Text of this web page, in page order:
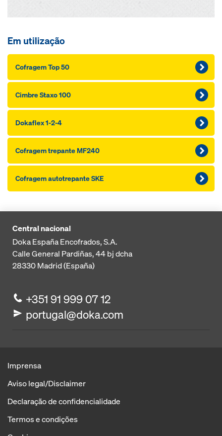
Em utilização
Cofragem Top 50
Cimbre Staxo 100
Dokaflex 1-2-4
Cofragem trepante MF240
Cofragem autotrepante SKE
Central nacional
Doka España Encofrados, S.A.
Calle General Pardiñas, 44 bj dcha
28330Madrid (España)
+351 91 999 07 12
portugal@doka.com
Imprensa
Aviso legal/Disclaimer
Declaração de confidencialidade
Termos e condições